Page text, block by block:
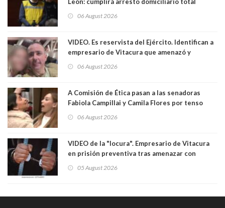
06 August 2026
VIDEO. Es reservista del Ejército. Identifican a
empresario de Vitacura que amenazó y
al "ring raja". Se trata de Andrés Arrieta y la
06 August 2026
A Comisión de Ética pasan a las senadoras
Fabiola Campillai y Camila Flores por tenso
06 August 2026
VIDEO de la "locura". Empresario de Vitacura
en prisión preventiva tras amenazar con
Los persiguió en potente camioneta
05 August 2026